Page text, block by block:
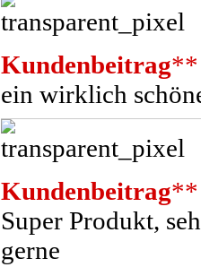
Kundenbeitrag**
ein wirklich
Kundenbeitrag**
Super Produkt,
gerne